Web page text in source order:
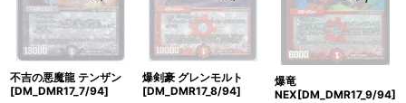
不吉の悪魔龍 テンザン
[DM_DMR17_7/94]
爆剣豪 グレンモルト
[DM_DMR17_8/94]
爆竜
NEX[DM_DMR17_9/94]